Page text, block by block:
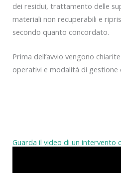
dei residui, trattamento delle
materiali non recuperabili e
secondo quanto concordato.
Prima dell’avvio vengono
operativi e modalità di gestione
Guarda il video di un intervento